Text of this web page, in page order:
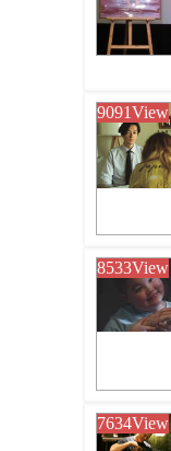
9091View
8533View
7634View